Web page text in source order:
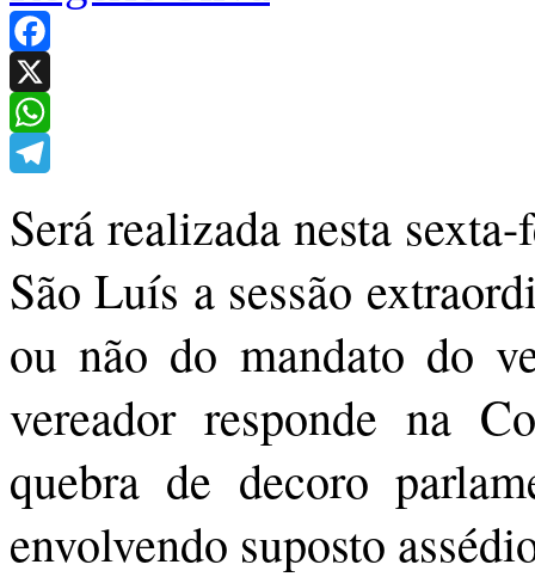
Facebook
X
WhatsApp
Será realizada nesta
São Luís a sessão
ou não do mandato do
vereador responde na
quebra de decoro
envolvendo suposto